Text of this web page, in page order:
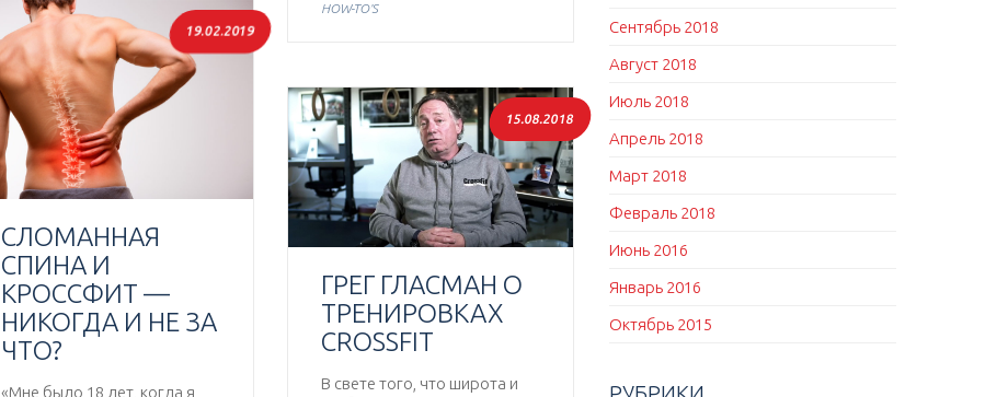
HOW-TO'S
СЛОМАННАЯ
СПИНА И
КРОССФИТ —
НИКОГДА И НЕ ЗА
ЧТО?
«Мне было 18 лет, когда я
19.02.2019
ГРЕГ ГЛАСМАН О
ТРЕНИРОВКАХ
CROSSFIT
В свете того, что широта и
15.08.2018
Сентябрь 2018
Август 2018
Июль 2018
Апрель 2018
Март 2018
Февраль 2018
Июнь 2016
Январь 2016
Октябрь 2015